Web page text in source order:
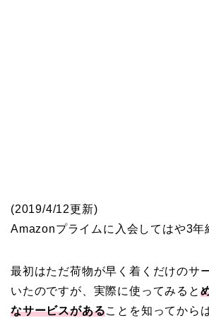
(2019/4/12更新)
Amazonプライムに入会してはや3年
最初はただ荷物が早く着くだけのサ
いたのですが、実際に使ってみると
なサービスがあることを知ってから